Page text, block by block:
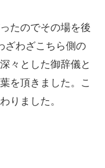
たのでその場を後
ざわざこちら側の
々とした御辞儀と
を頂きました。こ
りました。